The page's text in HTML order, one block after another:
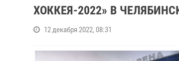
ХОККЕЯ-2022» В
12 декабря 2022, 08:31